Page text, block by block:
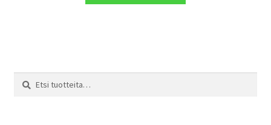
Etsi:
Haku